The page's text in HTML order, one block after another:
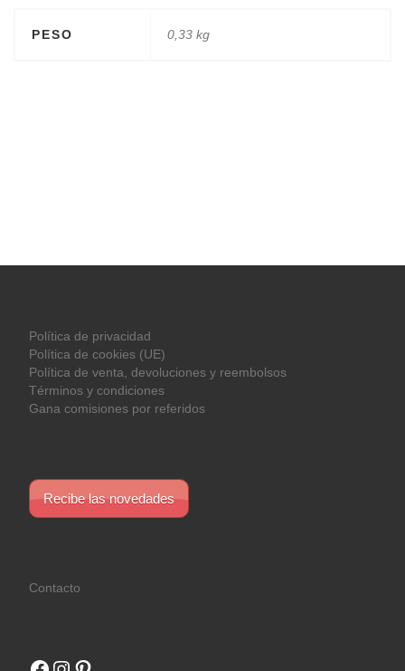
PESO 0,33 kg
Política de privacidad
Política de cookies (UE)
Política de venta, devoluciones y reembolsos
Términos y condiciones
Gana comisiones por referidos
Recibe las novedades
Contacto